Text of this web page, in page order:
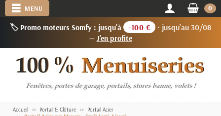
🏷️ Promo moteurs Somfy : jusqu'à -100 €
· jusqu'au 30/08
— J'en profite
MENU 0
Accueil Portail & Clôture
Portail Acier